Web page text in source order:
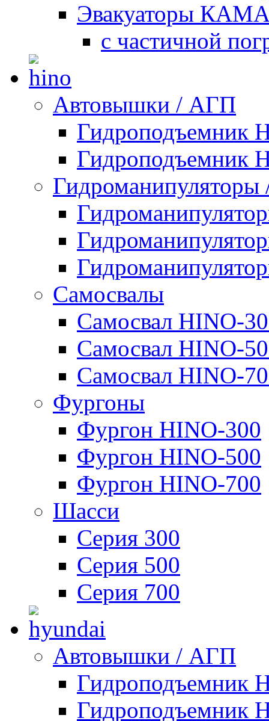
Эвакуаторы
с частичной
Автовышки / АГП
Гидроподъемник
Гидроподъемник
Самосвалы
Самосвал HINO-
Самосвал HINO-
Самосвал HINO-
Фургоны
Фургон HINO-300
Фургон HINO-500
Фургон HINO-700
Шасси
Серия 300
Серия 500
Серия 700
Автовышки / АГП
Гидроподъемник
Гидроподъемник